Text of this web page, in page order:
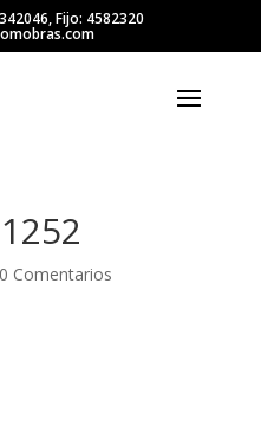
Fijo: 4582320
0 Comentarios